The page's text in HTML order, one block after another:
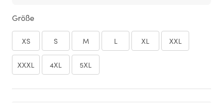
Größe
XS S M L XL XXL
XXXL 4XL 5XL